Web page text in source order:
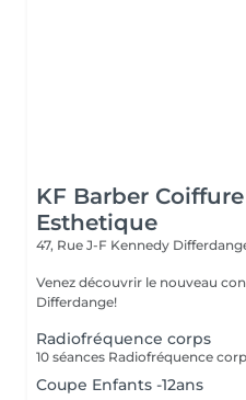
KF Barber Coiffure
Esthetique
47, Rue J-F Kennedy
Venez découvrir le nouveau
Differdange!
Radiofréquence corps
Coupe Enfants -12ans